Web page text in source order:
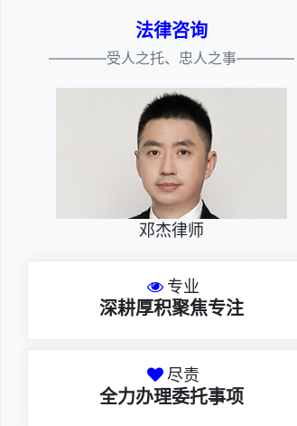
法律咨询
————受人之托、忠人之事————
邓杰律师
专业
深耕厚积聚焦专注
尽责
全力办理委托事项